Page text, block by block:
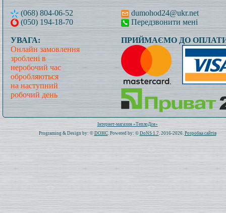
(068) 804-06-52
(050) 194-18-70
dumohod24@ukr.net
Передзвонити мені
УВАГА:
Онлайн замовлення
зроблені в
неробочий час
обробляються
на наступний
робочий день
ПРИЙМАЄМО ДО
Всього: 1019815 Сьогодні: 732
Інтернет-магазин «ТеплоДім»
Programing & Design by: ©DOHC. Powered by: © DoNS 1.7. 2016-2026.Розробка сайтів